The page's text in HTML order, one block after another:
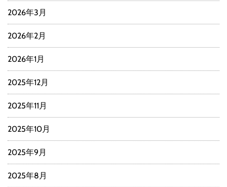
2026年3月
2026年2月
2026年1月
2025年12月
2025年11月
2025年10月
2025年9月
2025年8月